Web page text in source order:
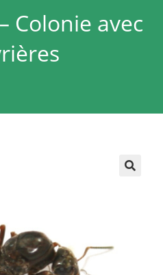
Colonie avec